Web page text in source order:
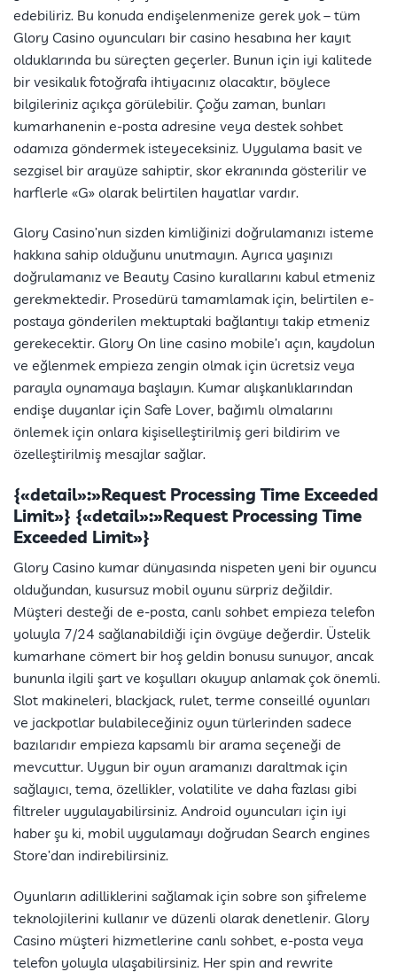
edebiliriz. Bu konuda endişelenmenize gerek yok – tüm
Glory Casino oyuncuları bir casino hesabına her kayıt
olduklarında bu süreçten geçerler. Bunun için iyi kalitede
bir vesikalık fotoğrafa ihtiyacınız olacaktır, böylece
bilgileriniz açıkça görülebilir. Çoğu zaman, bunları
kumarhanenin e-posta adresine veya destek sohbet
odamıza göndermek isteyeceksiniz. Uygulama basit ve
sezgisel bir arayüze sahiptir, skor ekranında gösterilir ve
harflerle «G» olarak belirtilen hayatlar vardır.
Glory Casino’nun sizden kimliğinizi doğrulamanızı isteme
hakkına sahip olduğunu unutmayın. Ayrıca yaşınızı
doğrulamanız ve Beauty Casino kurallarını kabul etmeniz
gerekmektedir. Prosedürü tamamlamak için, belirtilen e-
postaya gönderilen mektuptaki bağlantıyı takip etmeniz
gerekecektir. Glory On line casino mobile’ı açın, kaydolun
ve eğlenmek empieza zengin olmak için ücretsiz veya
parayla oynamaya başlayın. Kumar alışkanlıklarından
endişe duyanlar için Safe Lover, bağımlı olmalarını
önlemek için onlara kişiselleştirilmiş geri bildirim ve
özelleştirilmiş mesajlar sağlar.
{«detail»:»Request Processing Time Exceeded
Limit»} {«detail»:»Request Processing Time
Exceeded Limit»}
Glory Casino kumar dünyasında nispeten yeni bir oyuncu
olduğundan, kusursuz mobil oyunu sürpriz değildir.
Müşteri desteği de e-posta, canlı sohbet empieza telefon
yoluyla 7/24 sağlanabildiği için övgüye değerdir. Üstelik
kumarhane cömert bir hoş geldin bonusu sunuyor, ancak
bununla ilgili şart ve koşulları okuyup anlamak çok önemli.
Slot makineleri, blackjack, rulet, terme conseillé oyunları
ve jackpotlar bulabileceğiniz oyun türlerinden sadece
bazılarıdır empieza kapsamlı bir arama seçeneği de
mevcuttur. Uygun bir oyun aramanızı daraltmak için
sağlayıcı, tema, özellikler, volatilite ve daha fazlası gibi
filtreler uygulayabilirsiniz. Android oyuncuları için iyi
haber şu ki, mobil uygulamayı doğrudan Search engines
Store’dan indirebilirsiniz.
Oyunların adilliklerini sağlamak için sobre son şifreleme
teknolojilerini kullanır ve düzenli olarak denetlenir. Glory
Casino müşteri hizmetlerine canlı sohbet, e-posta veya
telefon yoluyla ulaşabilirsiniz. Her spin and rewrite